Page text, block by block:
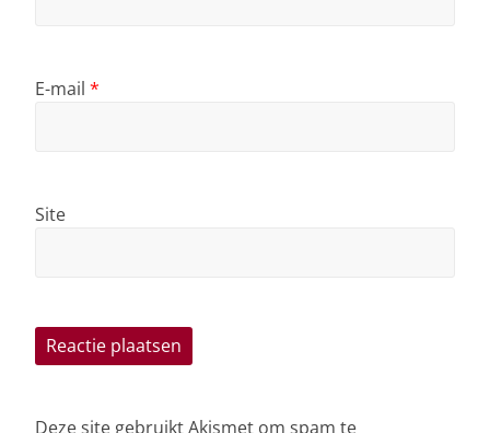
E-mail *
Site
Deze site gebruikt Akismet om spam te